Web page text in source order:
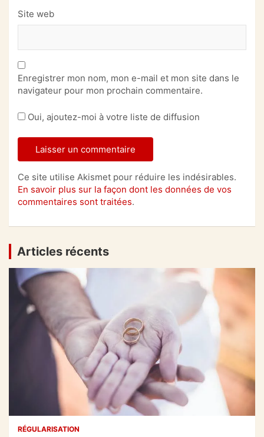
Site web
Enregistrer mon nom, mon e-mail et mon site dans le
navigateur pour mon prochain commentaire.
Oui, ajoutez-moi à votre liste de diffusion
Ce site utilise Akismet pour réduire les indésirables.
En savoir plus sur la façon dont les données de vos
commentaires sont traitées.
Articles récents
RÉGULARISATION